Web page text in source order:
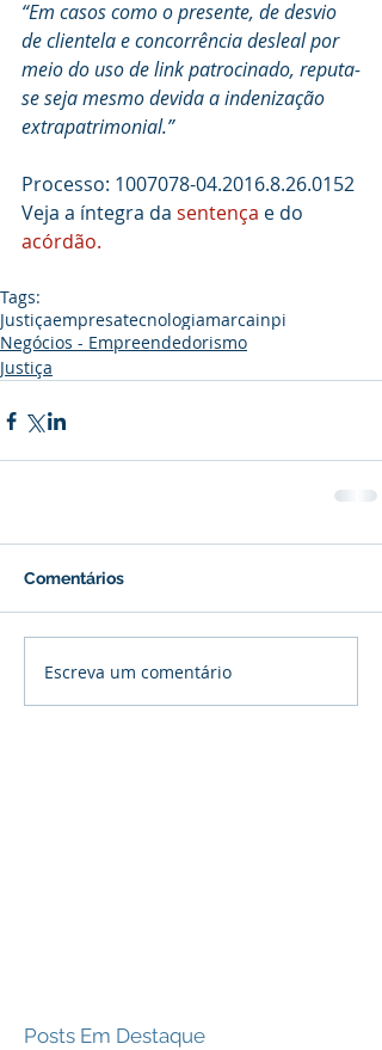
“Em casos como o presente, de desvio
de clientela e concorrência desleal por
meio do uso de link patrocinado, reputa-
se seja mesmo devida a indenização
extrapatrimonial.”
Processo: 1007078-04.2016.8.26.0152
Veja a íntegra da sentença e do
acórdão.
Tags:
Justiçaempresatecnologiamarcainpi
Negócios - Empreendedorismo
Justiça
Comentários
Escreva um comentário
Posts Em Destaque